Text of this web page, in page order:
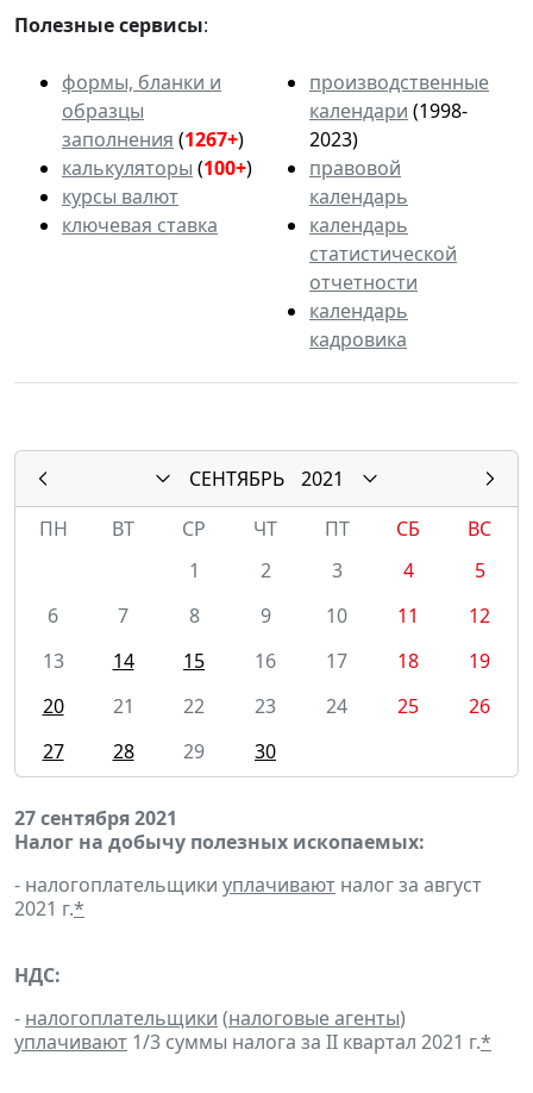
Полезные сервисы:
формы, бланки и
образцы
заполнения (1267+)
калькуляторы (100+)
курсы валют
ключевая ставка
производственные
календари (1998-
2023)
правовой
календарь
календарь
статистической
отчетности
календарь
кадровика
СЕНТЯБРЬ
2021
ПН
ВТ СР ЧТ ПТ СБ
ВС
1
2 3 4
5
6
7 8 9 10 11
12
13
14 15 16 17 18
19
20
21 22 23 24 25
26
27
28 29 30
27 сентября 2021
Налог на добычу полезных ископаемых:
- налогоплательщики уплачивают налог за август
2021 г.*
НДС:
- налогоплательщики (налоговые агенты)
уплачивают 1/3 суммы налога за II квартал 2021 г.*